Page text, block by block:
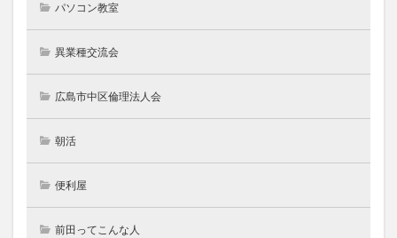
パソコン教室
異業種交流会
広島市中区倫理法人会
朝活
便利屋
前田ってこんな人